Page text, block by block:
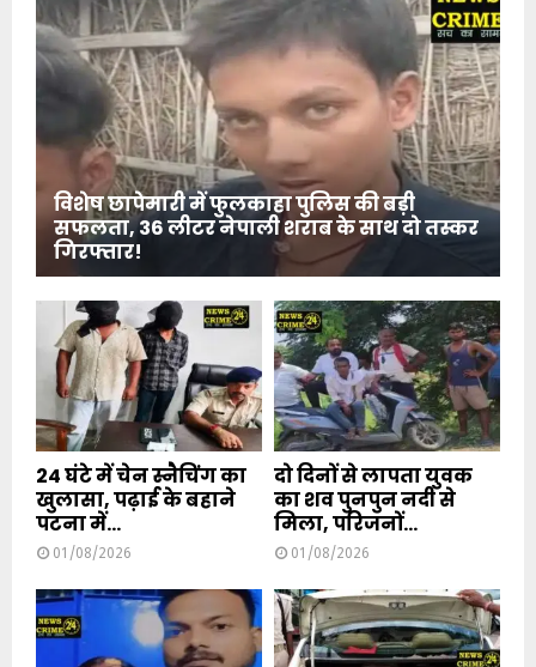
विशेष छापेमारी में फुलकाहा पुलिस की बड़ी
सफलता, 36 लीटर नेपाली शराब के साथ दो तस्कर
गिरफ्तार!
24 घंटे में चेन स्नैचिंग का
खुलासा, पढ़ाई के बहाने
पटना में...
01/08/2026
दो दिनों से लापता युवक
का शव पुनपुन नदी से
मिला, परिजनों...
01/08/2026